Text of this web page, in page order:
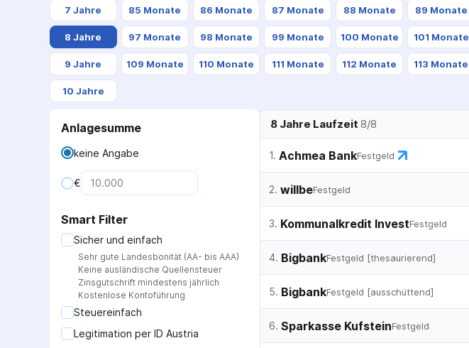
7 Jahre 85 Monate 86 Monate 87 Monate 88 Monate 89 Monate
8 Jahre 97 Monate 98 Monate 99 Monate 100 Monate 101 Monate
9 Jahre 109 Monate 110 Monate 111 Monate 112 Monate 113 Monate
10 Jahre
Anlagesumme
keine Angabe
€
Smart Filter
Sicher und einfach
Sehr gute Landesbonität (AA- bis AAA)
Keine ausländische Quellensteuer
Zinsgutschrift mindestens jährlich
Kostenlose Kontoführung
Steuereinfach
Legitimation per ID Austria
8 Jahre Laufzeit 8/8
1. Achmea BankFestgeld
2. willbeFestgeld
3. Kommunalkredit InvestFestgeld
4. BigbankFestgeld [thesaurierend]
5. BigbankFestgeld [ausschüttend]
6. Sparkasse KufsteinFestgeld